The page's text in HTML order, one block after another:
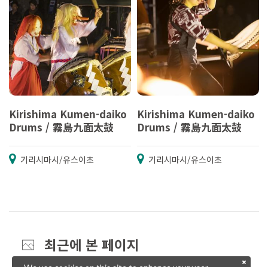
Kirishima Kumen-daiko
Drums / 霧島九面太鼓
기리시마시/유스이초
Kirishima Kumen-daiko
Drums / 霧島九面太鼓
기리시마시/유스이초
최근에 본 페이지